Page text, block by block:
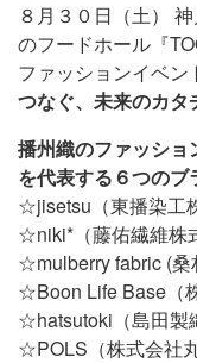
８月３０日（土）
のフードホール『
ファッションイベン
つなぐ、未来のカタ
播州織のファッシ
を代表する６つのブ
☆jisetsu（東播染工
☆niki*（藤佑繊維株
☆mulberry fabric (桑
☆Boon Life Base（
☆hatsutoki（島田製
☆POLS（株式会社丸